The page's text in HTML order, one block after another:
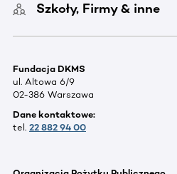
Szkoły, Firmy & inne
Fundacja DKMS
ul. Altowa 6/9
02-386 Warszawa
Dane kontaktowe:
tel. 22 882 94 00